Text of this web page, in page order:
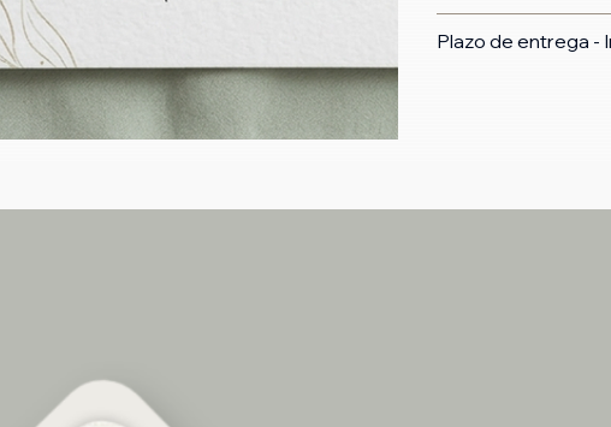
Plazo de entrega -